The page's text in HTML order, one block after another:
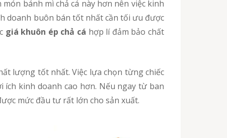
doanh buôn bán tốt nhất cần tối ưu được
giá khuôn ép chả cá hợp lí đảm bảo chất
ích kinh doanh cao hơn. Nếu ngay từ ban
mức đầu tư rất lớn cho sản xuất.